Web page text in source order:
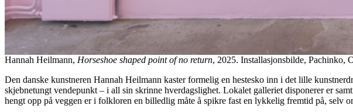
Hannah Heilmann, Horseshoe shaped point of no return, 2025. Installasjonsbilde, Pachinko,
Den danske kunstneren Hannah Heilmann kaster formelig en hestesko inn i det lille
skjebnetungt vendepunkt – i all sin skrinne hverdagslighet. Lokalet galleriet disponerer er
hengt opp på veggen er i folkloren en billedlig måte å spikre fast en lykkelig fremtid på, selv